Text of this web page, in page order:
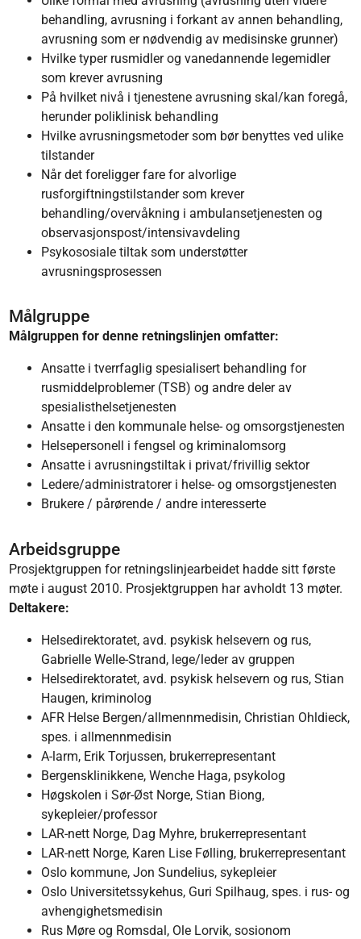
behandling, avrusning i forkant av annen behandling,
avrusning som er nødvendig av medisinske grunner)
Hvilke typer rusmidler og vanedannende legemidler
som krever avrusning
På hvilket nivå i tjenestene avrusning skal/kan foregå,
herunder poliklinisk behandling
Hvilke avrusningsmetoder som bør benyttes ved ulike
tilstander
Når det foreligger fare for alvorlige
rusforgiftningstilstander som krever
behandling/overvåkning i ambulansetjenesten og
observasjonspost/intensivavdeling
Psykososiale tiltak som understøtter
avrusningsprosessen
Målgruppe
Målgruppen for denne retningslinjen omfatter:
Ansatte i tverrfaglig spesialisert behandling for
rusmiddelproblemer (TSB) og andre deler av
spesialisthelsetjenesten
Ansatte i den kommunale helse- og omsorgstjenesten
Helsepersonell i fengsel og kriminalomsorg
Ansatte i avrusningstiltak i privat/frivillig sektor
Ledere/administratorer i helse- og omsorgstjenesten
Brukere / pårørende / andre interesserte
Arbeidsgruppe
Prosjektgruppen for retningslinjearbeidet hadde sitt første
møte i august 2010. Prosjektgruppen har avholdt 13 møter.
Deltakere:
Helsedirektoratet, avd. psykisk helsevern og rus,
Gabrielle Welle-Strand, lege/leder av gruppen
Helsedirektoratet, avd. psykisk helsevern og rus, Stian
Haugen, kriminolog
AFR Helse Bergen/allmennmedisin, Christian Ohldieck,
spes. i allmennmedisin
A-larm, Erik Torjussen, brukerrepresentant
Bergensklinikkene, Wenche Haga, psykolog
Høgskolen i Sør-Øst Norge, Stian Biong,
sykepleier/professor
LAR-nett Norge, Dag Myhre, brukerrepresentant
LAR-nett Norge, Karen Lise Følling, brukerrepresentant
Oslo kommune, Jon Sundelius, sykepleier
Oslo Universitetssykehus, Guri Spilhaug, spes. i rus- og
avhengighetsmedisin
Rus Møre og Romsdal, Ole Lorvik, sosionom